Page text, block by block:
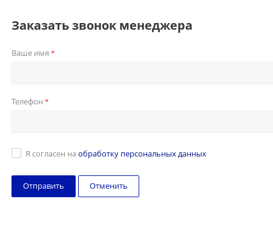
Заказать звонок менеджера
Ваше имя *
Телефон *
Я согласен на обработку персональных данных
Отменить